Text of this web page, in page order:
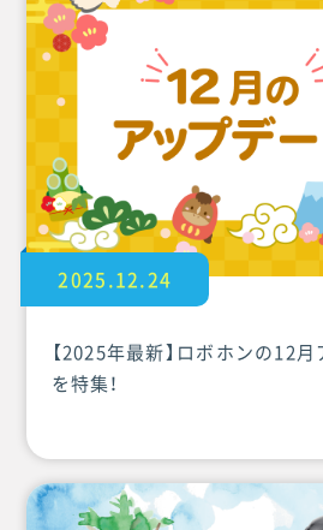
2025.12.24
【2025年最新】ロボホンの12
を特集！